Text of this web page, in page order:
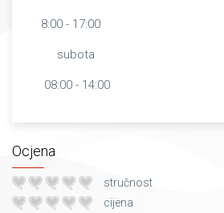
8:00 - 17:00
subota
08:00 - 14:00
Ocjena
stručnost
cijena